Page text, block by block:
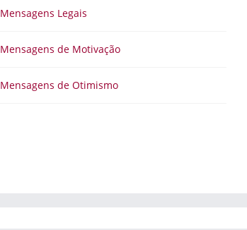
Mensagens Legais
Mensagens de Motivação
Mensagens de Otimismo